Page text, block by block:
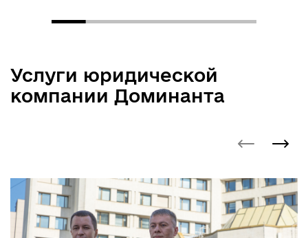
Услуги юридической
компании Доминанта